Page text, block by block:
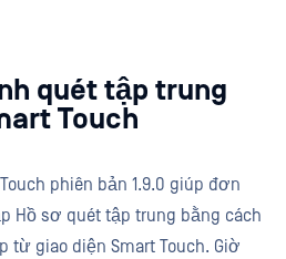
quét tập trung
Touch
phiên bản 1.9.0 giúp đơn
Hồ sơ quét tập trung bằng cách
từ giao diện Smart Touch. Giờ